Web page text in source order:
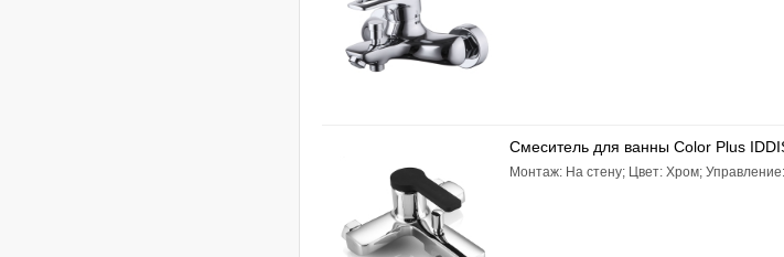
Смеситель для ванны Color Plus
Монтаж: На стену; Цвет: Хром;